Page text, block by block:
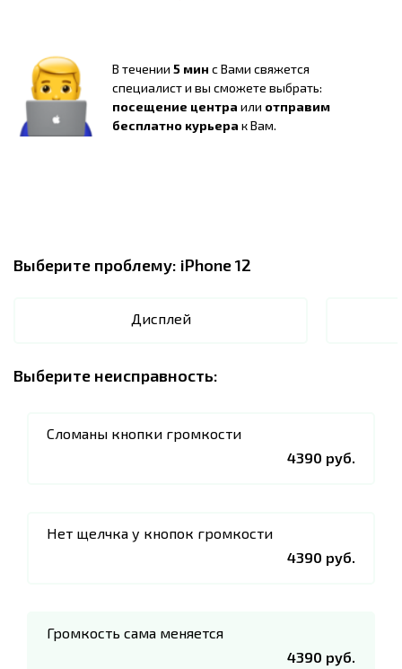
В течении 5 мин с Вами свяжется
специалист и вы сможете выбрать:
посещение центра или отправим
бесплатно курьера к Вам.
Выберите проблему: iPhone 12
Дисплей
Выберите неисправность:
Сломаны кнопки громкости
4390 руб.
Нет щелчка у кнопок громкости
4390 руб.
Громкость сама меняется
4390 руб.